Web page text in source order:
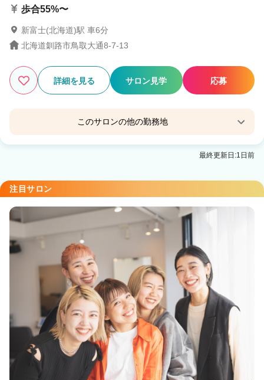
歩合55%〜
新富士(北海道)駅 車6分
北海道釧路市鳥取大通8-7-13
詳細を見る サロン見学 応募
このサロンの他の勤務地
Agu hair leet釧路愛国
最終更新日:1日前
注目サロン